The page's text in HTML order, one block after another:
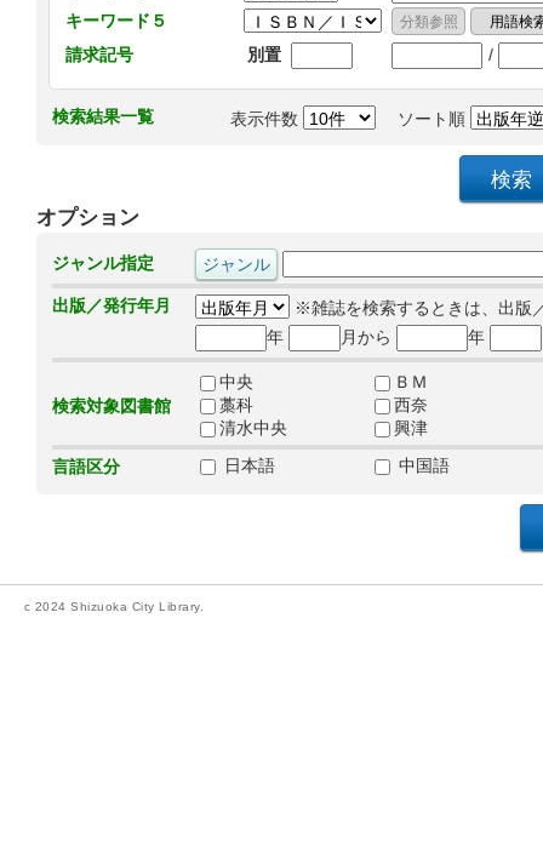
キーワード５
請求記号
別置 /
検索結果一覧 表示件数 ソート順
オプション
ジャンル指定
出版／発行年月
※雑誌を検索するときは、出版
年
月から 年
検索対象図書館
中央
ＢＭ
藁科
西奈
清水中央
興津
言語区分
日本語 中国語
c 2024 Shizuoka City Library.